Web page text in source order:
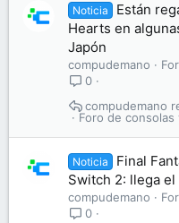
Noticia
Están
Hearts en
Japón
compudemano
0
Foro de consolas
compudemano
Noticia
Final
Switch 2: llega
compudemano
0